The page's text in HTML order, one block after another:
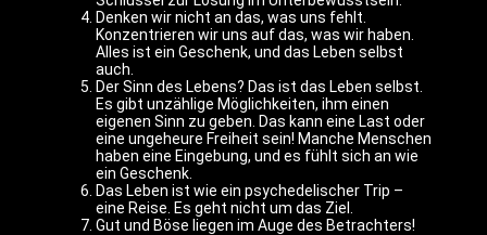
Denken wir nicht an das, was uns fehlt.
Konzentrieren wir uns auf das, was wir haben.
Alles ist ein Geschenk, und das Leben selbst
auch.
Der Sinn des Lebens? Das ist das Leben selbst.
Es gibt unzählige Möglichkeiten, ihm einen
eigenen Sinn zu geben. Das kann eine Last oder
eine ungeheure Freiheit sein! Manche Menschen
haben eine Eingebung, und es fühlt sich an wie
ein Geschenk.
Das Leben ist wie ein psychedelischer Trip –
eine Reise. Es geht nicht um das Ziel.
Gut und Böse liegen im Auge des Betrachters!